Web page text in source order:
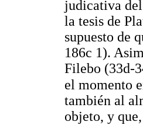
judicativa
la tesis de
supuesto de
186c 1).
Filebo (33d-
el momento
también al
objeto, y